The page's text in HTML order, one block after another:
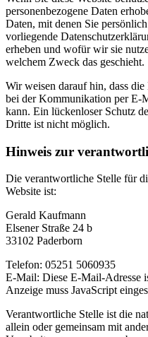
personenbezogene Daten
Daten, mit denen Sie
vorliegende
erheben und wofür wir sie
welchem Zweck das geschieht.
Wir weisen darauf hin, dass
bei der Kommunikation per E-
kann. Ein lückenloser Schutz
Dritte ist nicht möglich.
Hinweis zur
Die verantwortliche Stelle für
Website ist:
Gerald Kaufmann
Elsener Straße 24 b
33102 Paderborn
Telefon: 05251 5060935
E-Mail: Diese E-Mail-Adresse
Anzeige muss JavaScript
Verantwortliche Stelle ist die
allein oder gemeinsam mit